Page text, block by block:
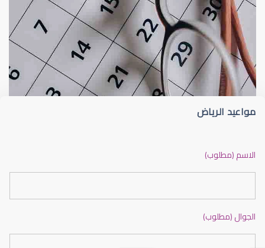
فحص مجال الرؤية
العدسات اللاصقة
مواعيد الرياض
الاسم (مطلوب)
الجوال (مطلوب)